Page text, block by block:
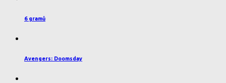
6 gramů
Avengers: Doomsday